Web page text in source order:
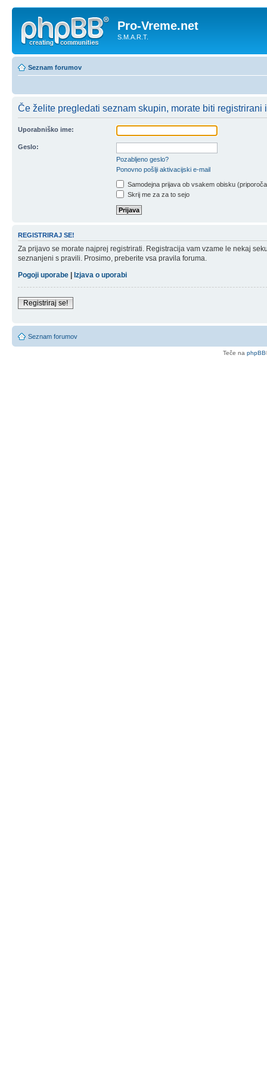
Pro-Vreme.net
S.M.A.R.T.
Seznam forumov
Če želite pregledati seznam skupin, morate biti registrirani
Uporabniško ime:
Geslo:
Pozabljeno geslo?
Ponovno pošlji aktivacijski e-mail
Samodejna prijava ob vsakem obisku
Skrij me za za to sejo
REGISTRIRAJ SE!
Za prijavo se morate najprej registrirati. Registracija vam vzame le nekaj
seznanjeni s pravili. Prosimo, preberite vsa pravila foruma.
Pogoji uporabe
Izjava o uporabi
Registriraj se!
Seznam forumov
Teče na phpBB